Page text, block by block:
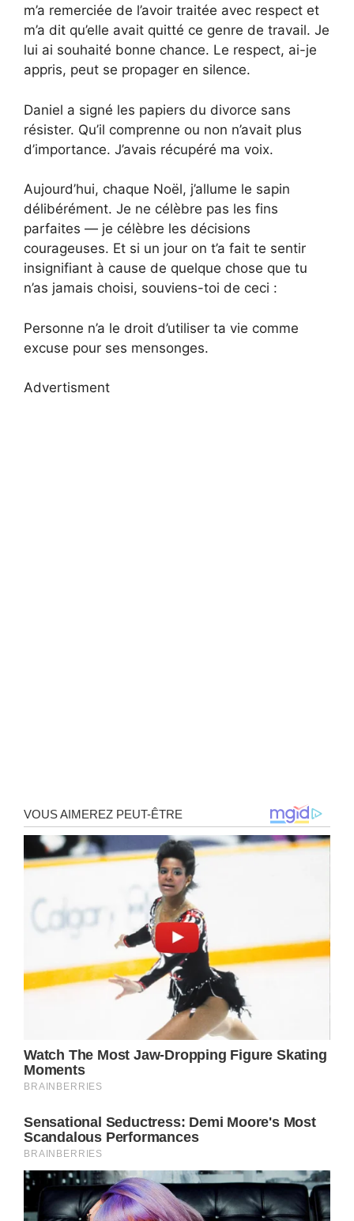
m’a remerciée de l’avoir traitée avec respect et
m’a dit qu’elle avait quitté ce genre de travail. Je
lui ai souhaité bonne chance. Le respect, ai-je
appris, peut se propager en silence.
Daniel a signé les papiers du divorce sans
résister. Qu’il comprenne ou non n’avait plus
d’importance. J’avais récupéré ma voix.
Aujourd’hui, chaque Noël, j’allume le sapin
délibérément. Je ne célèbre pas les fins
parfaites — je célèbre les décisions
courageuses. Et si un jour on t’a fait te sentir
insignifiant à cause de quelque chose que tu
n’as jamais choisi, souviens-toi de ceci :
Personne n’a le droit d’utiliser ta vie comme
excuse pour ses mensonges.
Advertisment